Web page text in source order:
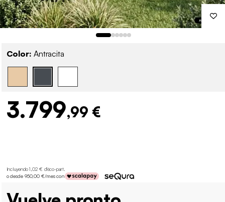
Color: Antracita
3.799,99 €
Incluyendo 1,02 € d'éco-part.
o desde 950,00 €/mes con